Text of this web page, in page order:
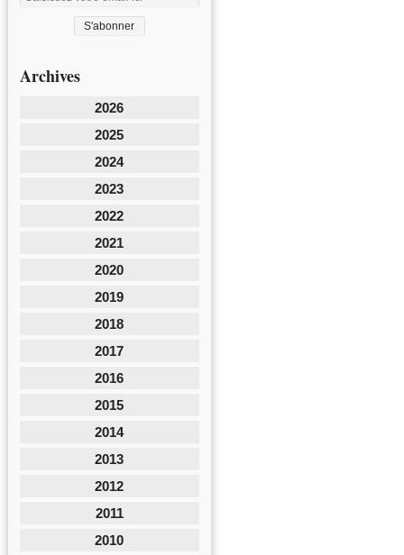
Archives
2026
2025
2024
2023
2022
2021
2020
2019
2018
2017
2016
2015
2014
2013
2012
2011
2010